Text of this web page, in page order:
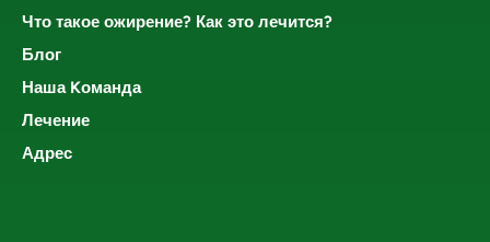
Что такое ожирение? Как это лечится?
Блог
Наша Kоманда
Лечение
Адрес